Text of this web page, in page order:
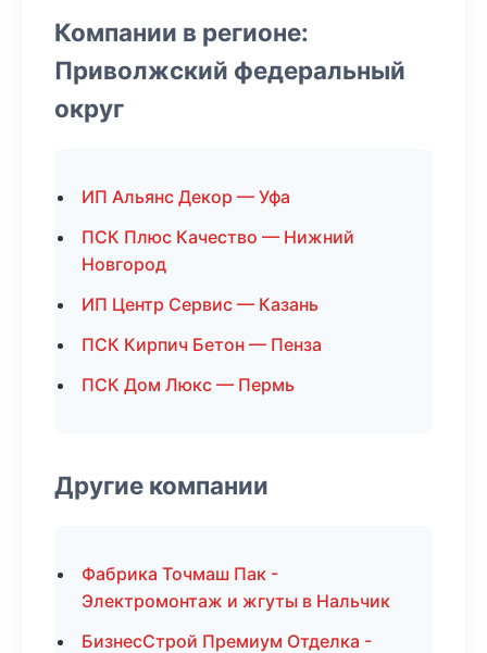
Компании в регионе:
Приволжский федеральный
округ
ИП Альянс Декор — Уфа
ПСК Плюс Качество — Нижний
Новгород
ИП Центр Сервис — Казань
ПСК Кирпич Бетон — Пенза
ПСК Дом Люкс — Пермь
Другие компании
Фабрика Точмаш Пак -
Электромонтаж и жгуты в Нальчик
БизнесСтрой Премиум Отделка -